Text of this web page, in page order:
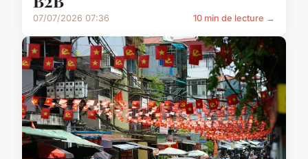
07/07/2026 07:36 10 min de lecture →